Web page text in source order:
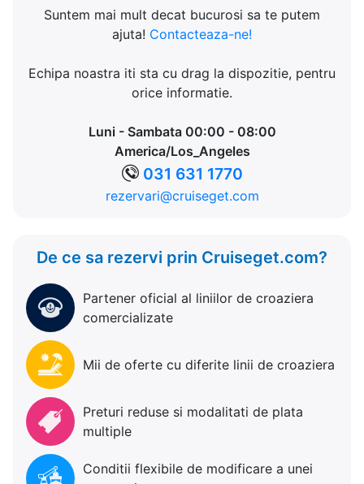
Suntem mai mult decat bucurosi sa te putem
ajuta! Contacteaza-ne!
Echipa noastra iti sta cu drag la dispozitie, pentru
orice informatie.
Luni - Sambata 00:00 - 08:00
America/Los_Angeles
031 631 1770
rezervari@cruiseget.com
De ce sa rezervi prin Cruiseget.com?
Partener oficial al liniilor de croaziera
comercializate
Mii de oferte cu diferite linii de croaziera
Preturi reduse si modalitati de plata
multiple
Conditii flexibile de modificare a unei